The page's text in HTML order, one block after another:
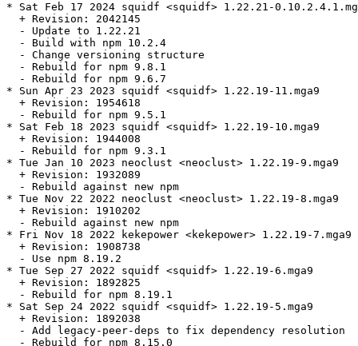
* Sat Feb 17 2024 squidf <squidf> 1.22.21-
  + Revision: 2042145
  - Update to 1.22.21
  - Build with npm 10.2.4
  - Change versioning structure
  - Rebuild for npm 9.8.1
  - Rebuild for npm 9.6.7
* Sun Apr 23 2023 squidf <squidf> 1.22.19-11.mga9
  + Revision: 1954618
  - Rebuild for npm 9.5.1
* Sat Feb 18 2023 squidf <squidf> 1.22.19-10.mga9
  + Revision: 1944008
  - Rebuild for npm 9.3.1
* Tue Jan 10 2023 neoclust <neoclust> 1.22.19-9.mga9
  + Revision: 1932089
  - Rebuild against new npm
* Tue Nov 22 2022 neoclust <neoclust> 1.22.19-8.mga9
  + Revision: 1910202
  - Rebuild against new npm
* Fri Nov 18 2022 kekepower <kekepower> 1.22.19-7.mga9
  + Revision: 1908738
  - Use npm 8.19.2
* Tue Sep 27 2022 squidf <squidf> 1.22.19-6.mga9
  + Revision: 1892825
  - Rebuild for npm 8.19.1
* Sat Sep 24 2022 squidf <squidf> 1.22.19-5.mga9
  + Revision: 1892038
  - Add legacy-peer-deps to fix dependency resolution
  - Rebuild for npm 8.15.0